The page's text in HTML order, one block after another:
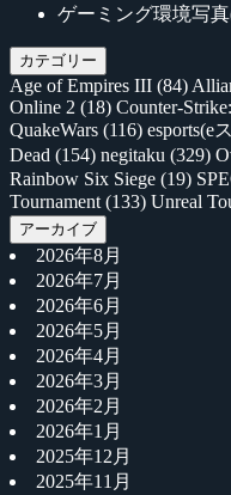
ゲーミング環境写
カテゴリー
Age of Empires III (84)
Online 2 (18) Counter-
QuakeWars (116) esports(e
Dead (154) negitaku (329)
Rainbow Six Siege (19)
Tournament (133) Unreal
アーカイブ
2026年8月
2026年7月
2026年6月
2026年5月
2026年4月
2026年3月
2026年2月
2026年1月
2025年12月
2025年11月